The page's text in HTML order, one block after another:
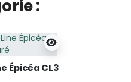
:
Épicéa CL3